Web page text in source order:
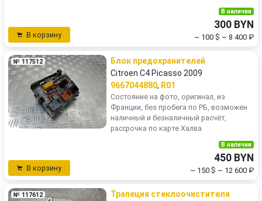
В корзину
В наличии
300 BYN
~ 100 $ ~ 8 400 ₽
№ 117512
Блок предохранителей
Citroen C4 Picasso 2009
9667044880, R01
Состояние на фото, оригинал, из
Франции, без пробега по РБ, возможен
наличный и безналичный расчёт,
рассрочка по карте Халва
В корзину
В наличии
450 BYN
~ 150 $ ~ 12 600 ₽
№ 117612 Трапеция стеклоочистителя